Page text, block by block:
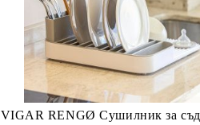
VIGAR RENGØ Сушилник за съдове и